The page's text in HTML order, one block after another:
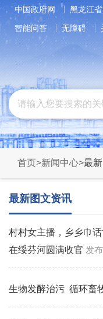
中国政府网
黑龙江
智能问答
无障碍
首页>新闻中心>最
最新图文资讯
村村女主播，乡乡巾
在绥芬河圆满收官
生物发酵治污 循环畜